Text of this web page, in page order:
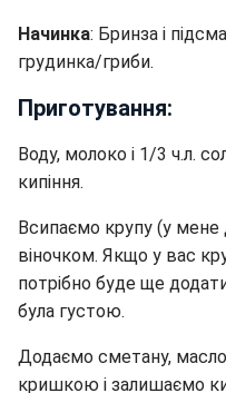
Начинка: Бринза і
грудинка/гриби.
Приготування:
Воду, молоко і 1/3 ч.л.
кипіння.
Всипаємо крупу (у
віночком. Якщо у вас
потрібно буде ще
була густою.
Додаємо сметану,
кришкою і залишаємо